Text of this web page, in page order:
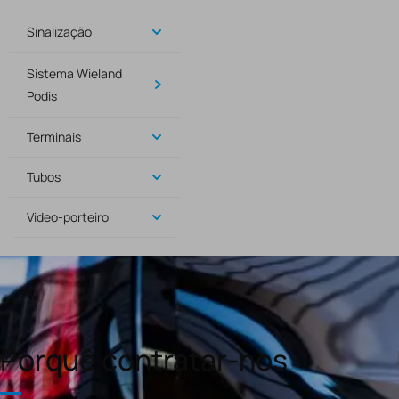
Sinalização
Sistema Wieland
Podis
Terminais
Tubos
Video-porteiro
Porquê contratar-nos